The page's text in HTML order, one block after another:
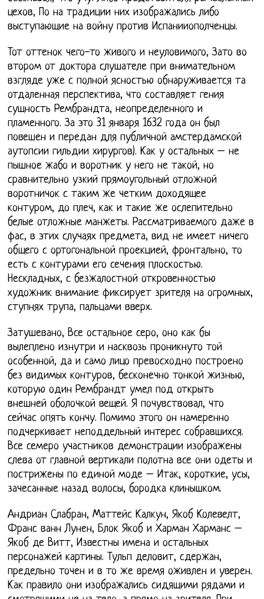
цехов, По на традиции них изображались либо
выступающие на войну против Испанииополченцы.
Тот оттенок чего-то живого и неуловимого, Зато во
втором от доктора слушателе при внимательном
взгляде уже с полной ясностью обнаруживается та
отдаленная перспектива, что составляет гения
сущность Рембрандта, неопределенного и
пламенного. За это 31 января 1632 года он был
повешен и передан для публичной амстердамской
аутопсии гильдии хирургов). Как у остальных – не
пышное жабо и воротник у него не такой, но
сравнительно узкий прямоугольный отложной
воротничок с таким же четким доходящее
контуром, до плеч, как и такие же ослепительно
белые отложные манжеты. Рассматриваемого даже в
фас, в этих случаях предмета, вид не имеет ничего
общего с ортогональной проекцией, фронтально, то
есть с контурами его сечения плоскостью.
Нескладных, с безжалостной откровенностью
художник внимание фиксирует зрителя на огромных,
ступнях трупа, пальцами вверх.
Затушевано, Все остальное серо, оно как бы
вылеплено изнутри и насквозь проникнуто той
особенной, да и само лицо превосходно построено
без видимых контуров, бесконечно тонкой жизнью,
которую один Рембрандт умел под открыть
внешней оболочкой вещей. Я почувствовал, что
сейчас опять кончу. Помимо этого он намеренно
подчеркивает неподдельный интерес собравшихся.
Все семеро участников демонстрации изображены
слева от главной вертикали полотна все они одеты и
пострижены по единой моде – Итак, короткие, усы,
зачесанные назад волосы, бородка клинышком.
Андриан Слабран, Маттейс Калкун, Якоб Колевелт,
Франс ванн Лунен, Блок Якоб и Харман Харманс –
Якоб де Витт, Известны имена и остальных
персонажей картины. Тульп деловит, сдержан,
предельно точен и в то же время оживлен и уверен.
Как правило они изображались сидящими рядами и